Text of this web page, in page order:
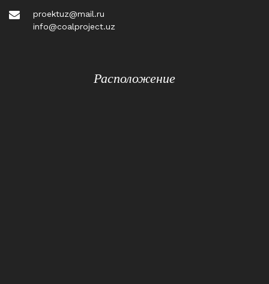
proektuz@mail.ru
info@coalproject.uz
Расположение